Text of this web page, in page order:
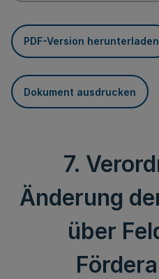
PDF-Version herunterladen
Dokument ausdrucken
7.
Änderung
über